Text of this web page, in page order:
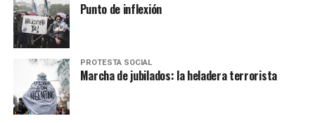
Punto de inflexión
PROTESTA SOCIAL
Marcha de jubilados: la heladera terrorista